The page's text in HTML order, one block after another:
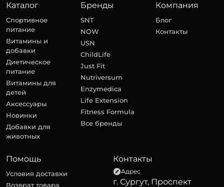
Каталог
Спортивное
питание
Витамины и
добавки
Диетическое
питание
Витамины для
детей
Аксессуары
Новинки
Добавки для
животных
Бренды
SNT
NOW
USN
ChildLife
Just Fit
Nutriversum
Enzymedica
Life Extension
Fitness Formula
Все бренды
Компания
Блог
Контакты
Помощь
Условия доставки
Возврат товара
Контакты
Адрес
г. Сургут, Проспект